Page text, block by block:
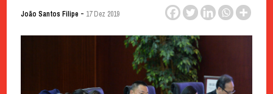
João Santos Filipe - 17 Dez 2019